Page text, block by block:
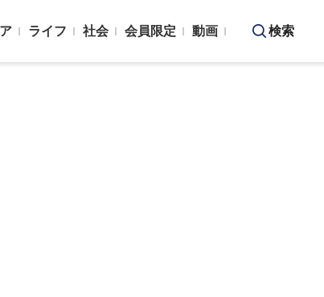
ライフ 社会 会員限定 動画 検索